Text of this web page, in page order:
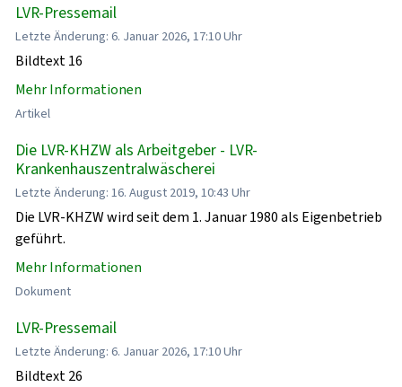
LVR-Pressemail
Letzte Änderung: 6. Januar 2026, 17:10 Uhr
Bildtext 16
Mehr Informationen
Artikel
Die LVR-KHZW als Arbeitgeber - LVR-
Krankenhauszentralwäscherei
Letzte Änderung: 16. August 2019, 10:43 Uhr
Die LVR-KHZW wird seit dem 1. Januar 1980 als Eigenbetrieb
geführt.
Mehr Informationen
Dokument
LVR-Pressemail
Letzte Änderung: 6. Januar 2026, 17:10 Uhr
Bildtext 26